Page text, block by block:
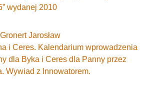
wydanej 2010
Gronert Jarosław
i Ceres. Kalendarium wprowadzenia
dla Byka i Ceres dla Panny przez
Wywiad z Innowatorem.